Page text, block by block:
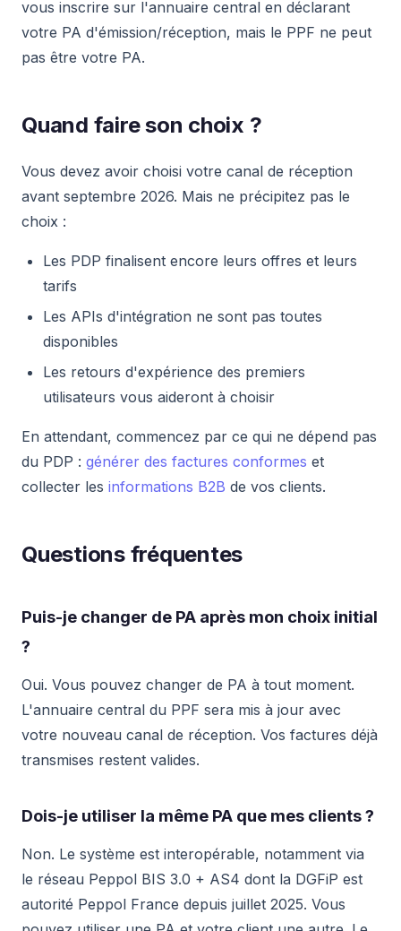
vous inscrire sur l'annuaire central en déclarant
votre PA d'émission/réception, mais le PPF ne peut
pas être votre PA.
Quand faire son choix ?
Vous devez avoir choisi votre canal de réception
avant septembre 2026. Mais ne précipitez pas le
choix :
Les PDP finalisent encore leurs offres et leurs
tarifs
Les APIs d'intégration ne sont pas toutes
disponibles
Les retours d'expérience des premiers
utilisateurs vous aideront à choisir
En attendant, commencez par ce qui ne dépend pas
du PDP : générer des factures conformes et
collecter les informations B2B de vos clients.
Questions fréquentes
Puis-je changer de PA après mon choix initial
?
Oui. Vous pouvez changer de PA à tout moment.
L'annuaire central du PPF sera mis à jour avec
votre nouveau canal de réception. Vos factures déjà
transmises restent valides.
Dois-je utiliser la même PA que mes clients ?
Non. Le système est interopérable, notamment via
le réseau Peppol BIS 3.0 + AS4 dont la DGFiP est
autorité Peppol France depuis juillet 2025. Vous